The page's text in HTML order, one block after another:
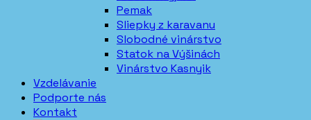
Pemak
Sliepky z karavanu
Slobodné vinárstvo
Statok na Výšinách
Vinárstvo Kasnyik
Vzdelávanie
Podporte nás
Kontakt